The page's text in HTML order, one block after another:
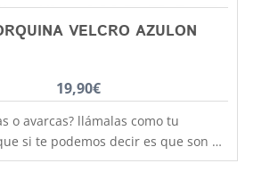
VELCRO AZULON
19,90€
tu
si te podemos decir es que son de
y hechas por completo en